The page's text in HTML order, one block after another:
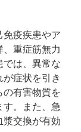
免疫疾患やア
、重症筋無力
では、異常な
症状を引き
の有害物質を
す。また、急
漿交換が有効